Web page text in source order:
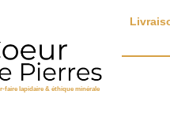
faire lapidaire & éthique minérale